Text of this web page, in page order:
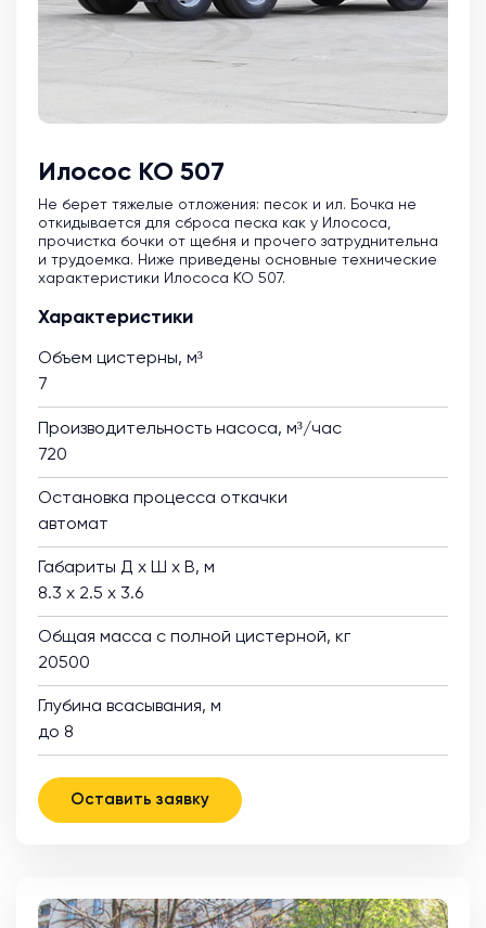
Илосос КО 507
Не берет тяжелые отложения: песок и ил. Бочка не
откидывается для сброса песка как у Илососа,
прочистка бочки от щебня и прочего затруднительна
и трудоемка. Ниже приведены основные технические
характеристики Илососа КО 507.
Характеристики
Объем цистерны, м³
7
Производительность насоса, м³/час
720
Остановка процесса откачки
автомат
Габариты Д х Ш х В, м
8.3 х 2.5 х 3.6
Общая масса с полной цистерной, кг
20500
Глубина всасывания, м
до 8
Оставить заявку